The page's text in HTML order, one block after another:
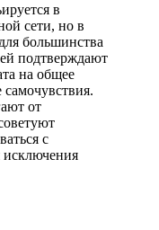
в
сети, но в
большинства
подтверждают
на общее
от
с